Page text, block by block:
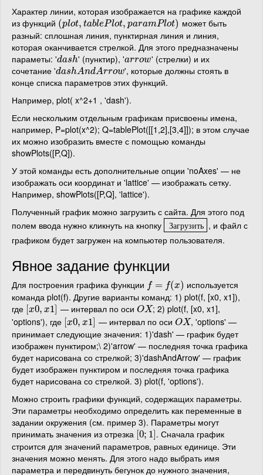
Характер линии, которая изображается на графике каждой
из функций (plot, tablePlot, paramPlot)
(plot,tablePlot,paramPlot)
может быть
разный: сплошная линия, пунктирная линия и линия,
которая оканчивается стрелкой. Для этого предназначены
параметы: 'dash
dash ' (пунктир), 'arrow
arrow ' (стрелки) и их
сочетание 'dashAndArrow
dashAndArrow
', которые должны стоять в
конце списка параметров этих функций.
Например, plot( x^2+1 , 'dash').
Если нескольким отдельным графикам присвоены имена,
например, P=plot(x^2); Q=tablePlot([[1,2],[3,4]]); в этом случае
их можно изобразить вместе с помощью команды
showPlots([P,Q]).
У этой команды есть дополнительные опции 'noAxes' — не
изображать оси координат и 'lattice' — изображать сетку.
Например, showPlots([P,Q], 'lattice').
Полученный график можно загрузить с сайта. Для этого под
полем ввода нужно кликнуть на кнопку
Загрузить
Загрузить , и файл с
графиком будет загружен на компьютер пользователя.
Явное задание функции
Для построения графика функции f = f(x)
f= f(x
используется
команда plot(f). Другие варианты команд: 1) plot(f, [x0, x1]),
где x0, x1]
x0,x 1] — интервал по оси OX
OX ; 2) plot(f, [x0, x1],
'options'), где [x0, x1]
[x0,x 1] — интервал по оси OX
OX , 'options' —
принимает следующие значения: 1)'dash' — график будет
изображен пунктиром;\ 2)'arrow' — последняя точка графика
будет нарисована со стрелкой; 3)'dashAndArrow' — график
будет изображен пунктиром и последняя точка графика
будет нарисована со стрелкой. 3) plot(f, 'options').
Можно строить графики функций, содержащих параметры.
Эти параметры необходимо определить как переменные в
задании окружения (см. пример 3). Параметры могут
принимать значения из отрезка [0; 1]
[0;1] . Сначала график
строится для значений параметров, равных единице. Эти
значения можно менять. Для этого надо выбрать имя
параметра и передвинуть бегунок до нужного значения,